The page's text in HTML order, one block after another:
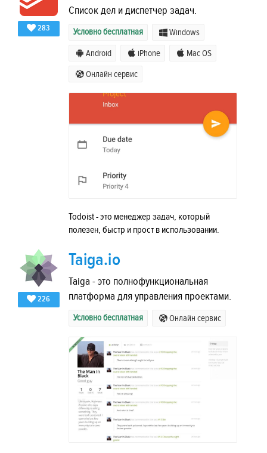
283
Список дел и диспетчер задач.
Условно бесплатная Windows
Android iPhone Mac OS
Онлайн сервис
Todoist - это менеджер задач, который
полезен, быстр и прост в использовании.
226
Taiga.io
Taiga - это полнофункциональная
платформа для управления проектами.
Условно бесплатная Онлайн сервис